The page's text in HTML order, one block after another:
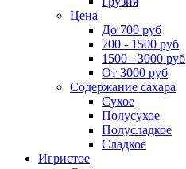
Цена
До 700 руб
700 - 1500 руб
1500 - 3000 руб
От 3000 руб
Содержание сахара
Сухое
Полусухое
Полусладкое
Сладкое
Игристое